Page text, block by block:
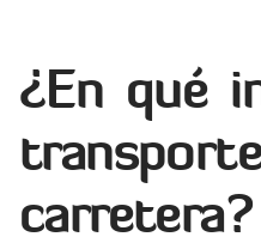
¿En qué
carretera?